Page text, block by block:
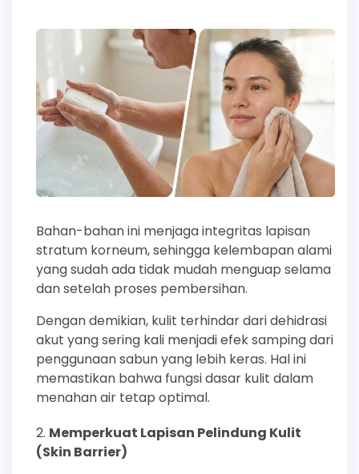
Bahan-bahan ini menjaga integritas lapisan
stratum korneum, sehingga kelembapan alami
yang sudah ada tidak mudah menguap selama
dan setelah proses pembersihan.
Dengan demikian, kulit terhindar dari dehidrasi
akut yang sering kali menjadi efek samping dari
penggunaan sabun yang lebih keras. Hal ini
memastikan bahwa fungsi dasar kulit dalam
menahan air tetap optimal.
Memperkuat Lapisan Pelindung Kulit
(Skin Barrier)